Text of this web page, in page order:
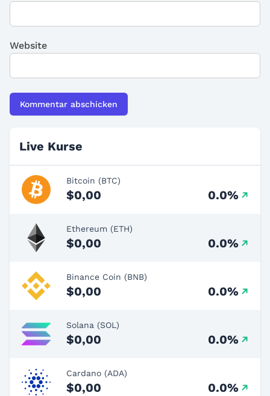
Website
Live Kurse
Bitcoin (BTC)
$0,00 0.0%
Ethereum (ETH)
$0,00 0.0%
Binance Coin (BNB)
$0,00 0.0%
Solana (SOL)
$0,00 0.0%
Cardano (ADA)
$0,00 0.0%